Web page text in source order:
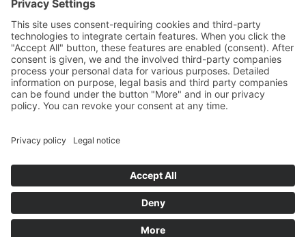
stopka redakcyjna
This site uses consent-requiring cookies and third-party
technologies to integrate certain features. When you click the
"Accept All" button, these features are enabled (consent).
After consent is given, we and the involved third-party
companies process your personal data for various purposes.
companies can be found under the button "More" and in our
DENY ACCEPT MORE